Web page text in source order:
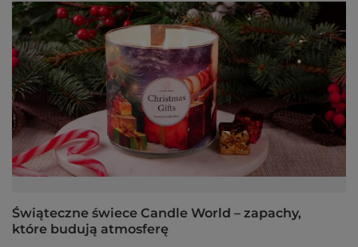
Świąteczne świece Candle World – zapachy,
które budują atmosferę